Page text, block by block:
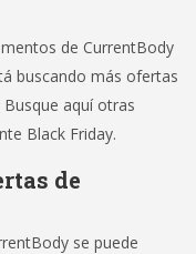
de CurrentBody
buscando más ofertas
aquí otras
Black Friday.
de
se puede